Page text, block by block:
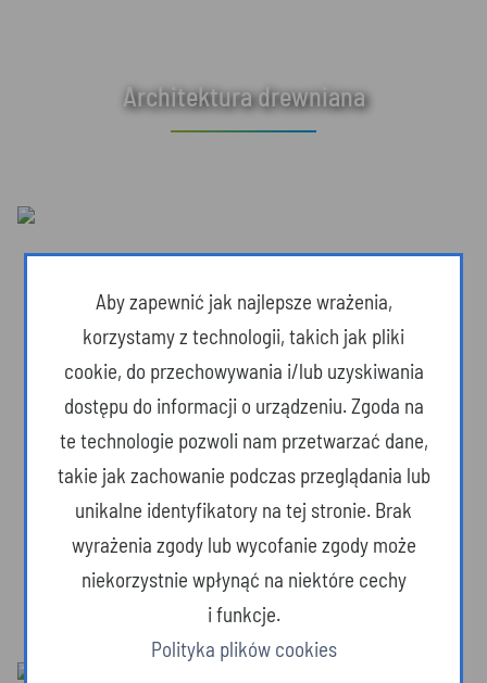
Architektura drewniana
Dzika przyroda
Aby zapewnić jak najlepsze wrażenia,
korzystamy z technologii, takich jak pliki
cookie, do przechowywania i/lub uzyskiwania
dostępu do informacji o urządzeniu. Zgoda na
te technologie pozwoli nam przetwarzać dane,
takie jak zachowanie podczas przeglądania lub
unikalne identyfikatory na tej stronie. Brak
wyrażenia zgody lub wycofanie zgody może
niekorzystnie wpłynąć na niektóre cechy
i funkcje.
Polityka plików cookies